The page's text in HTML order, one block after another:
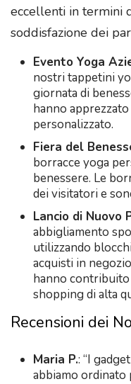
eccellenti in termini
soddisfazione dei
Evento Yoga
nostri tappetini
giornata di
hanno
personalizzato.
Fiera del
borracce yoga
benessere. Le
dei visitatori e
Lancio di Nuovo
abbigliamento
utilizzando
acquisti in
hanno contribuito
shopping di alta
Recensioni dei
Maria P.: “I
abbiamo ordinato